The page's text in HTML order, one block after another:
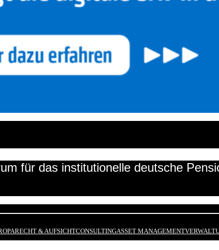
für das institutionelle deutsche
RECHT & AUFSICHTCONSULTINGASSET MANAGEMENT